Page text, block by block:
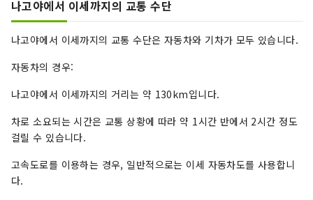
나고야에서 이세까지의 교통 수단
나고야에서 이세까지의 교통 수단은 자동차와 기차가 모두 있습니다.
자동차의 경우:
나고야에서 이세까지의 거리는 약 130km입니다.
차로 소요되는 시간은 교통 상황에 따라 약 1시간 반에서 2시간 정도
걸릴 수 있습니다.
고속도로를 이용하는 경우, 일반적으로는 이세 자동차도를 사용합니
다.